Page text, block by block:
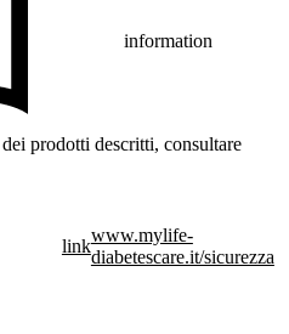
information
prodotti descritti, consultare
link
www.mylife-
diabetescare.it/sicurezza